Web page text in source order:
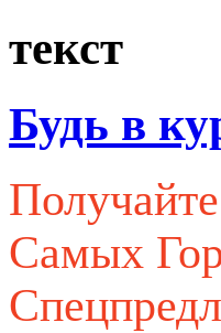
текст
Будь в
Самых